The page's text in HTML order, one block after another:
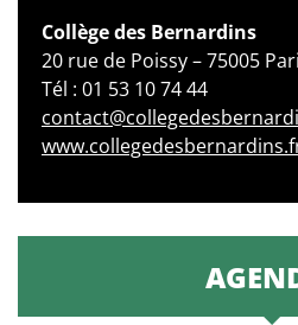
Collège des Bernardins
20 rue de Poissy – 75005
Tél : 01 53 10 74 44